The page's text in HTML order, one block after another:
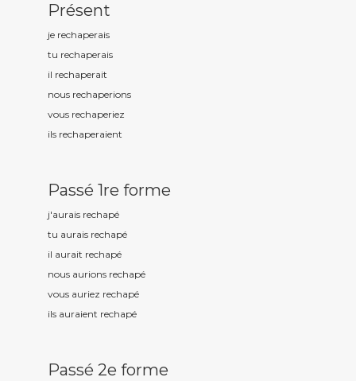
Présent
je rechaperais
tu rechaperais
il rechaperait
nous rechaperions
vous rechaperiez
ils rechaperaient
Passé 1re forme
j'aurais rechapé
tu aurais rechapé
il aurait rechapé
nous aurions rechapé
vous auriez rechapé
ils auraient rechapé
Passé 2e forme